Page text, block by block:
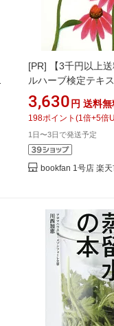
[PR]
【3千円以上
ルハーブ検定テキ
法人日本メディカ
式テキスト
3,630 円 送料無
198ポイント (1倍+5倍
1日〜3日で発送予定
bookfan 1号店 楽